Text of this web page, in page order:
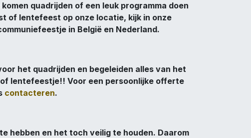
quadrijden of een leuk programma doen
of lentefeest op onze locatie, kijk in onze
in België en Nederland.
het quadrijden en begeleiden alles van het
lentefeestje!! Voor een persoonlijke offerte
contacteren.
hebben en het toch veilig te houden. Daarom